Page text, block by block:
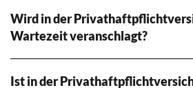
Wird in der
Wartezeit veranschlagt?
Ist in der